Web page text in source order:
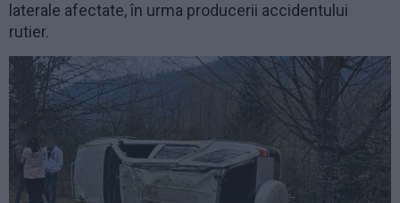
laterale afectate, în urma producerii accidentului
rutier.